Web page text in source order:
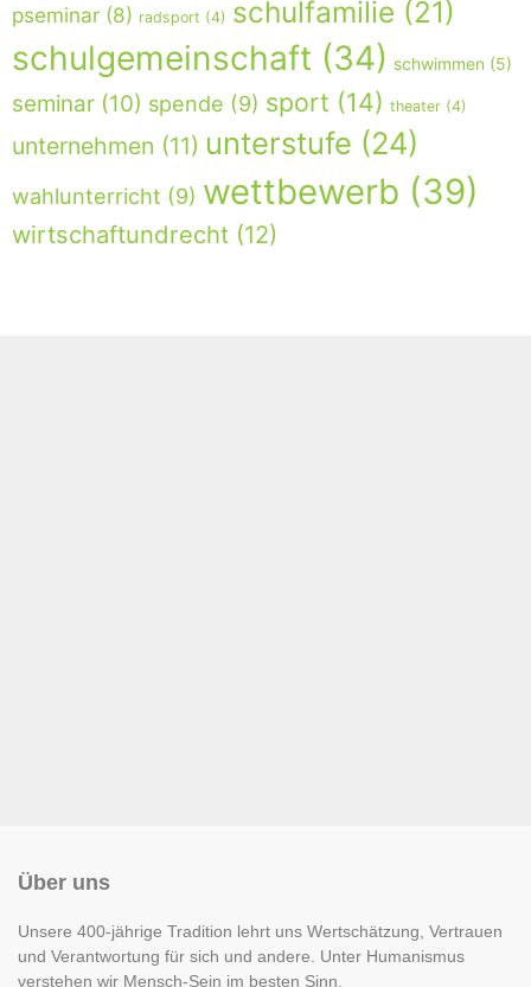
pseminar (8) radsport (4) schulfamilie (21)
schulgemeinschaft (34) schwimmen (5)
seminar (10) spende (9) sport (14) theater (4)
unternehmen (11) unterstufe (24)
wahlunterricht (9) wettbewerb (39)
wirtschaftundrecht (12)
Über uns
Unsere 400-jährige Tradition lehrt uns Wertschätzung, Vertrauen
und Verantwortung für sich und andere. Unter Humanismus
verstehen wir Mensch-Sein im besten Sinn.